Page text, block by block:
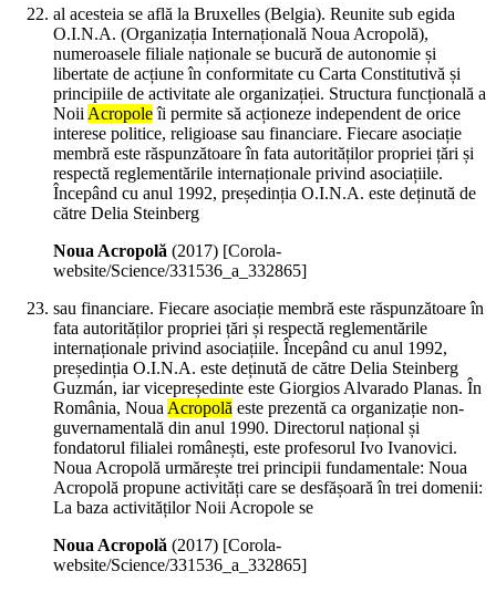
al acesteia se află la Bruxelles (Belgia). Reunite sub egida
O.I.N.A. (Organizația Internațională Noua Acropolă),
numeroasele filiale naționale se bucură de autonomie și
libertate de acțiune în conformitate cu Carta Constitutivă și
principiile de activitate ale organizației. Structura funcțională a
NoiiAcropoleîi permite să acționeze independent de orice
interese politice, religioase sau financiare. Fiecare asociație
membră este răspunzătoare în fata autorităților propriei țări și
respectă reglementările internaționale privind asociațiile.
Începând cu anul 1992, președinția O.I.N.A. este deținută de
către Delia Steinberg
Noua Acropolă (2017) [Corola-
website/Science/331536_a_332865]
sau financiare. Fiecare asociație membră este răspunzătoare în
fata autorităților propriei țări și respectă reglementările
internaționale privind asociațiile. Începând cu anul 1992,
președinția O.I.N.A. este deținută de către Delia Steinberg
Guzmán, iar vicepreședinte este Giorgios Alvarado Planas. În
România, NouaAcropolă este prezentă ca organizație non-
guvernamentală din anul 1990. Directorul național și
fondatorul filialei românești, este profesorul Ivo Ivanovici.
Noua Acropolă urmărește trei principii fundamentale: Noua
Acropolă propune activități care se desfășoară în trei domenii:
La baza activităților Noii Acropole se
Noua Acropolă (2017) [Corola-
website/Science/331536_a_332865]